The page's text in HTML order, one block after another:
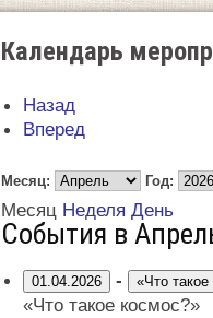
Календарь
Назад
Вперед
Месяц: Год:
Месяц Неделя День
События в
01.04.2026 - «Что
«Что такое космос?»